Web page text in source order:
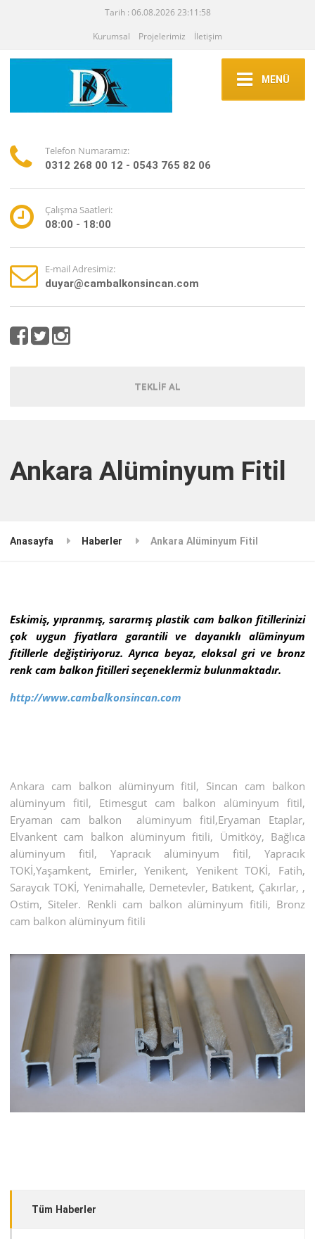
Tarih : 06.08.2026 23:11:58
Kurumsal
Projelerimiz İletişim
MENÜ
Telefon Numaramız:
0312 268 00 12 - 0543 765 82 06
Çalışma Saatleri:
08:00 - 18:00
E-mail Adresimiz:
duyar@cambalkonsincan.com
TEKLİF AL
Ankara Alüminyum Fitil
Anasayfa Haberler Ankara Alüminyum Fitil
Eskimiş, yıpranmış, sararmış plastik cam balkon fitillerinizi
çok uygun fiyatlara garantili ve dayanıklı alüminyum
fitillerle değiştiriyoruz. Ayrıca beyaz, eloksal gri ve bronz
renk cam balkon fitilleri seçeneklermiz bulunmaktadır.
http://www.cambalkonsincan.com
Ankara cam balkon alüminyum fitil, Sincan cam balkon
alüminyum fitil, Etimesgut cam balkon alüminyum fitil,
Eryaman cam balkon alüminyum fitil,Eryaman Etaplar,
Elvankent cam balkon alüminyum fitili, Ümitköy, Bağlıca
alüminyum fitil, Yapracık alüminyum fitil, Yapracık
TOKİ,Yaşamkent, Emirler, Yenikent, Yenikent TOKİ, Fatih,
Saraycık TOKİ, Yenimahalle, Demetevler, Batıkent, Çakırlar, ,
Ostim, Siteler. Renkli cam balkon alüminyum fitili, Bronz
cam balkon alüminyum fitili
Tüm Haberler